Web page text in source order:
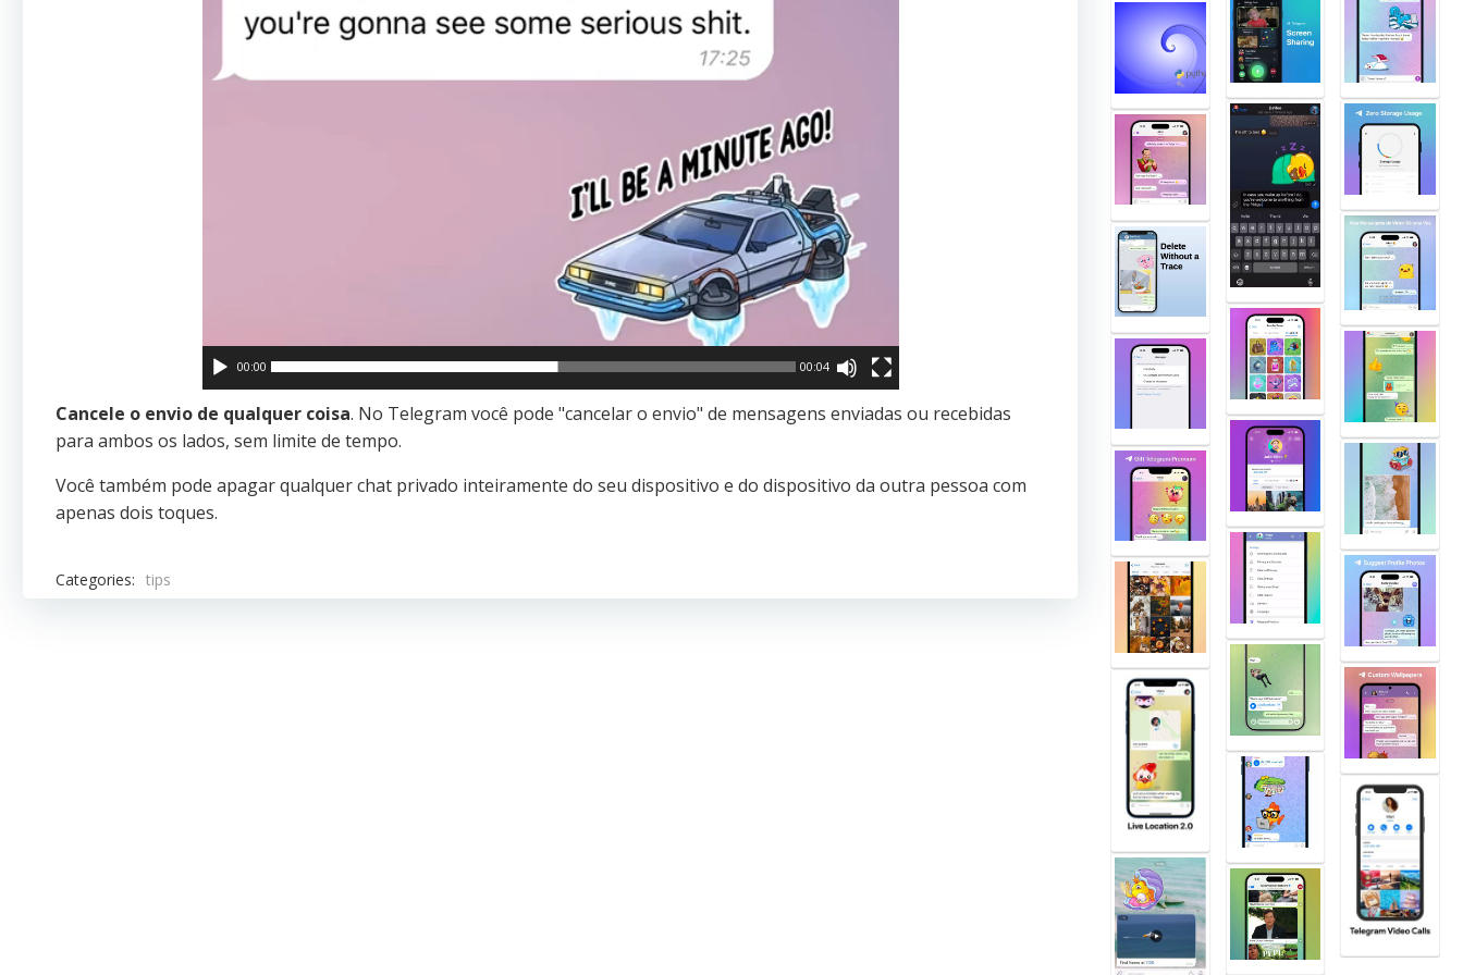
00:00 00:04
Cancele o envio de qualquer coisa. No Telegram você pode "cancelar o envio" de mensagens enviadas ou recebidas
para ambos os lados, sem limite de tempo.
Você também pode apagar qualquer chat privado inteiramente do seu dispositivo e do dispositivo da outra pessoa com
apenas dois toques.
Categories: tips